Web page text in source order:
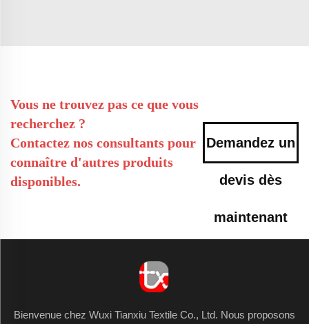
Vous ne trouvez pas ce que vous
recherchez ?
Contactez nos consultants pour
connaître d'autres produits
disponibles.
Demandez un
devis dès
maintenant
Bienvenue chez Wuxi Tianxiu Textile Co., Ltd. Nous proposons